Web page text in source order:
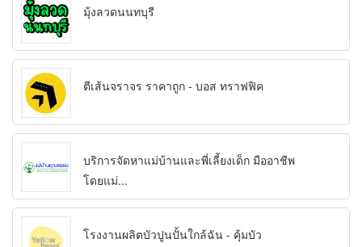
มุ้งลวดนนทบุรี
ตีเส้นจราจร ราคาถูก - บอส ทราฟฟิค
บริการจัดหาแม่บ้านและพี่เลี้ยงเด็ก มืออาชีพ
โดยแม่...
โรงงานผลิตบัวปูนปั้นใกล้ฉัน - คุ้มบัว